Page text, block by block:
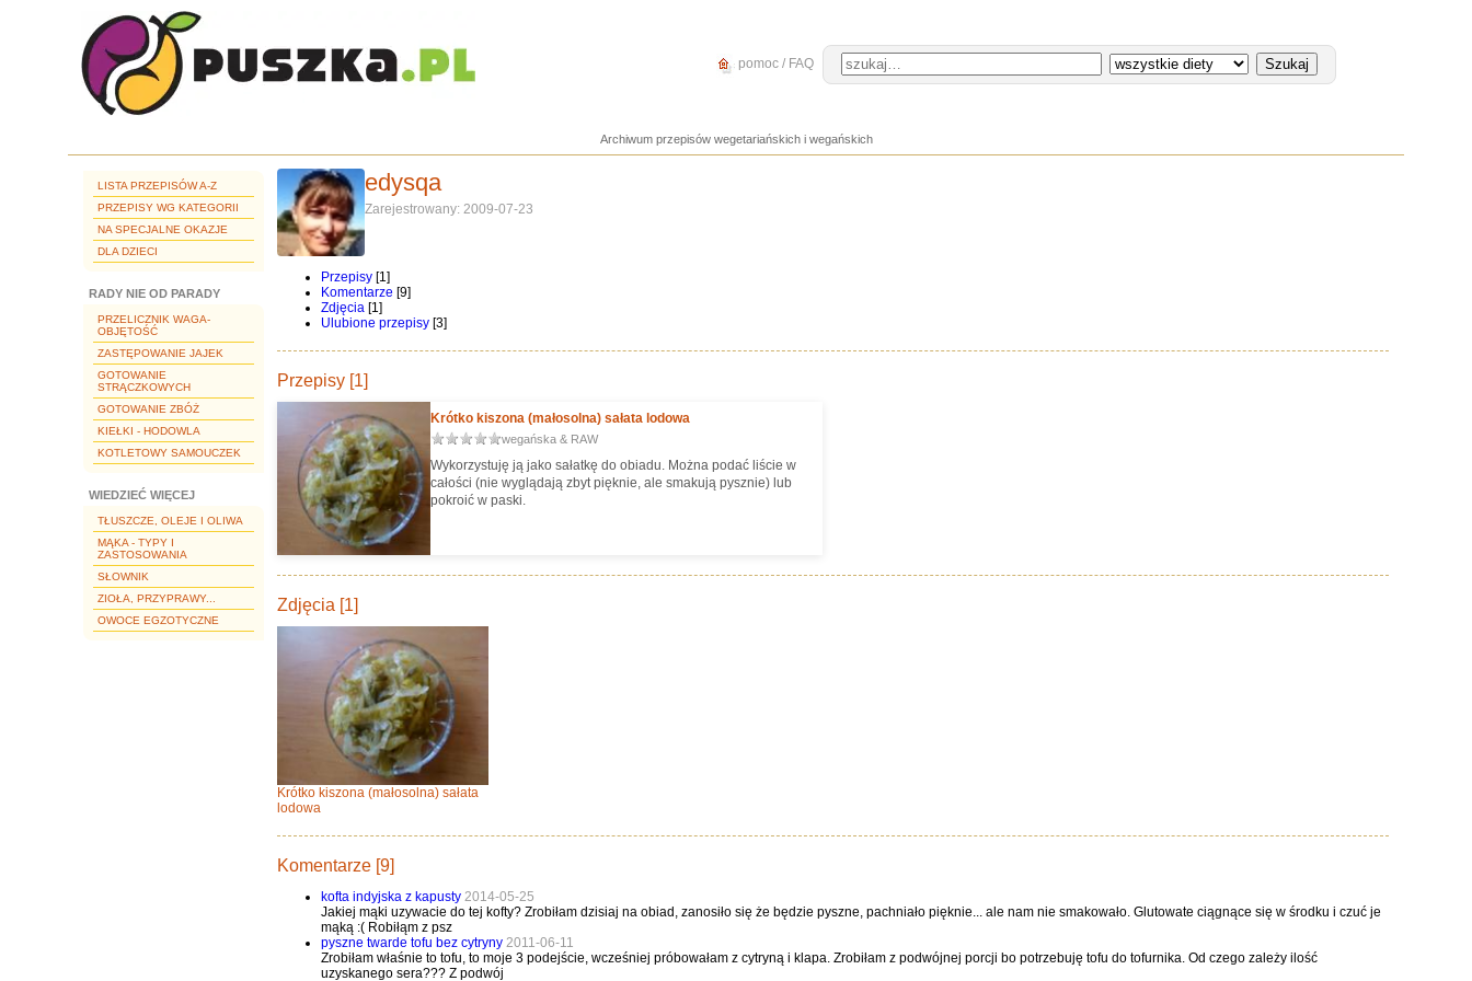
pomoc / FAQ
Archiwum przepisów wegetariańskich i wegańskich
LISTA PRZEPISÓW A-Z
PRZEPISY WG KATEGORII
NA SPECJALNE OKAZJE
DLA DZIECI
RADY NIE OD PARADY
PRZELICZNIK WAGA-
OBJĘTOŚĆ
ZASTĘPOWANIE JAJEK
GOTOWANIE
STRĄCZKOWYCH
GOTOWANIE ZBÓŻ
KIEŁKI - HODOWLA
KOTLETOWY SAMOUCZEK
WIEDZIEĆ WIĘCEJ
TŁUSZCZE, OLEJE I OLIWA
MĄKA - TYPY I
ZASTOSOWANIA
SŁOWNIK
ZIOŁA, PRZYPRAWY...
OWOCE EGZOTYCZNE
edysqa
Zarejestrowany: 2009-07-23
Przepisy [1]
Komentarze [9]
Zdjęcia [1]
Ulubione przepisy [3]
Przepisy [1]
Krótko kiszona (małosolna) sałata lodowa
wegańska & RAW
Wykorzystuję ją jako sałatkę do obiadu. Można podać liście w
całości (nie wyglądają zbyt pięknie, ale smakują pysznie) lub
pokroić w paski.
Zdjęcia [1]
Krótko kiszona (małosolna) sałata
lodowa
Komentarze [9]
kofta indyjska z kapusty 2014-05-25
Jakiej mąki uzywacie do tej kofty? Zrobiłam dzisiaj na obiad, zanosiło się że będzie pyszne, pachniało pięknie... ale nam nie smakowało. Glutowate ciągnące się w środku i czuć je
mąką :( Robiłąm z psz
pyszne twarde tofu bez cytryny 2011-06-11
Zrobiłam właśnie to tofu, to moje 3 podejście, wcześniej próbowałam z cytryną i klapa. Zrobiłam z podwójnej porcji bo potrzebuję tofu do tofurnika. Od czego zależy ilość
uzyskanego sera??? Z podwój